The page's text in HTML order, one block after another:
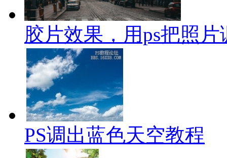
胶片效果，用ps把照
PS调出蓝色天空教程